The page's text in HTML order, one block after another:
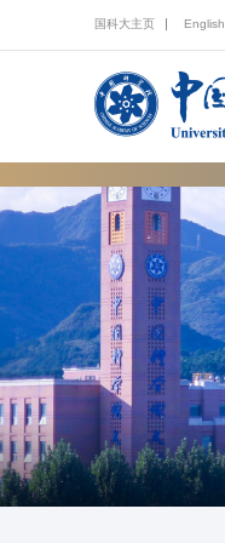
国科大主页 English